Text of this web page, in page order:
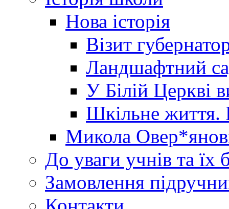
Нова історія
Візит
Ландшафтний
У Білій Церкві
Шкільне життя.
Микола
До уваги учнів та їх
Замовлення